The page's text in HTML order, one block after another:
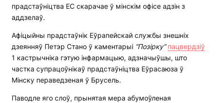
прадстаўніцтва ЕС скарачае ў мінскім офісе адзін з
аддзелаў.
Афіцыйны прадстаўнік Еўрапейскай службы знешніх
дзеянняў Петэр Стано ў каментарыі “Позірку” пацвердзіў
1 кастрычніка гэтую інфармацыю, адзначыўшы, што
частка супрацоўнікаў прадстаўніцтва Еўрасаюза ў
Мінску пераведзеная ў Брусель.
Паводле яго слоў, прынятая мера абумоўленая